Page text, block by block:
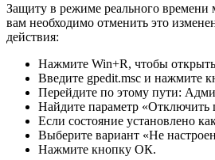
Защиту в режиме реального
вам необходимо отменить это
действия:
Нажмите Win+R, чтобы
Введите gpedit.msc и нажмите
Перейдите по этому пути:
Найдите параметр «Отключить
Если состояние установлено
Выберите вариант «Не
Нажмите кнопку ОК.